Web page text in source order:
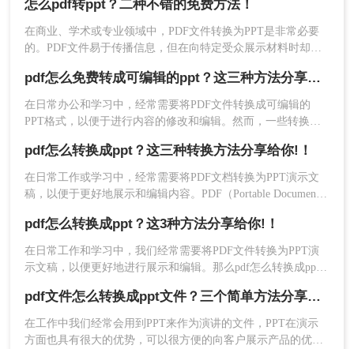
3、文件上传后，可以设置一下自定义转换，点击开始
转换就可以了。
以上就是pdf怎么转换成ppt免费的二种方法，希望这些
就可以轻松的将pdf怎么转换成ppt免费，pdf转换成ppt文件具体
要怎么做呢？下面就来给大家讲讲。
怎么pdf转ppt？二种不错的免费方法！
在商业、学术或专业领域中，PDF文件转换为PPT是非常必要
的。PDF文件易于传播信息，但在向特定受众展示材料时却不
求越来越高，下面我就会教你怎么pdf转ppt，以下是pdf转ppt格
式的方法。
pdf怎么免费转成可编辑的ppt？这三种方法分享给你！
​在日常办公和学习中，经常需要将PDF文件转换成可编辑的
PPT格式，以便于进行内容的修改和编辑。然而，一些转换工
辑的PPT呢？为了满足广大用户的需求，本文将介绍三种免费
将PDF文件转换成可编辑PPT的方法，帮助您轻松实现格式转
换。
pdf怎么转换成ppt？这三种转换方法分享给你!！
在日常工作或学习中，经常需要将PDF文档转换为PPT演示文
稿，以便于更好地展示和编辑内容。PDF（Portable Document
PPT（PowerPoint）则因其动态演示功能而备受青睐。那么pdf
怎么转换成ppt呢？本文将介绍三种将PDF转换为PPT的高效方
法，帮助您轻松完成格式转换。
pdf怎么转换成ppt？这3种方法分享给你!！
在日常工作和学习中，我们经常需要将PDF文件转换为PPT演
示文稿，以便更好地进行展示和编辑。那么pdf怎么转换成ppt
转换、使用专业软件、以及利用Microsoft PowerPoint的特定功
能等，帮助您高效完成转换任务。
pdf文件怎么转换成ppt文件？三个简单方法分享给你！
在工作中我们经常会用到PPT来作为演讲的文件，PPT在演示
方面也具有很大的优势，可以很方便的向客户展示产品的优势